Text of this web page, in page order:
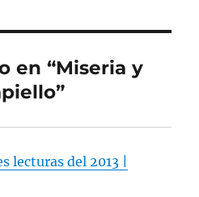
en “Miseria y
lecturas del 2013 |